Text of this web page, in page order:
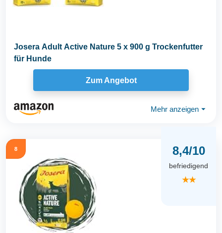
Josera Adult Active Nature 5 x 900 g Trockenfutter
für Hunde
Zum Angebot
Mehr anzeigen ⏷
8 8,4/10
befriedigend
★★